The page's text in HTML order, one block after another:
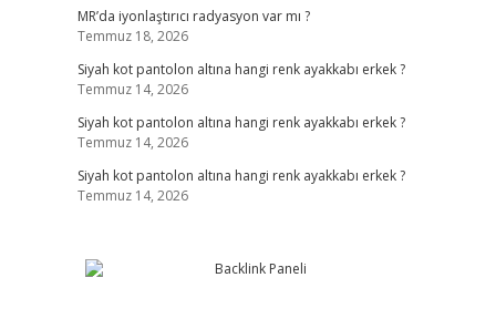
MR’da iyonlaştırıcı radyasyon var mı ?
Temmuz 18, 2026
Siyah kot pantolon altına hangi renk ayakkabı erkek ?
Temmuz 14, 2026
Siyah kot pantolon altına hangi renk ayakkabı erkek ?
Temmuz 14, 2026
Siyah kot pantolon altına hangi renk ayakkabı erkek ?
Temmuz 14, 2026